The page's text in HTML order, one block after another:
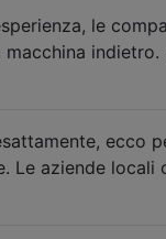
le
macchina indietro.
ecco
Le aziende